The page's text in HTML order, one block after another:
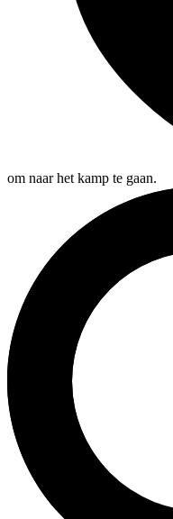
om naar het kamp te gaan.